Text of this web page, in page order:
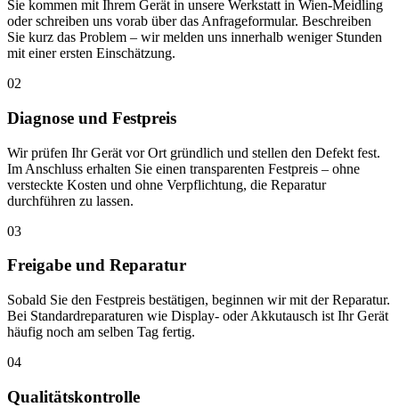
Sie kommen mit Ihrem Gerät in unsere Werkstatt in Wien-Meidling
oder schreiben uns vorab über das Anfrageformular. Beschreiben
Sie kurz das Problem – wir melden uns innerhalb weniger Stunden
mit einer ersten Einschätzung.
02
Diagnose und Festpreis
Wir prüfen Ihr Gerät vor Ort gründlich und stellen den Defekt fest.
Im Anschluss erhalten Sie einen transparenten Festpreis – ohne
versteckte Kosten und ohne Verpflichtung, die Reparatur
durchführen zu lassen.
03
Freigabe und Reparatur
Sobald Sie den Festpreis bestätigen, beginnen wir mit der Reparatur.
Bei Standardreparaturen wie Display- oder Akkutausch ist Ihr Gerät
häufig noch am selben Tag fertig.
04
Qualitätskontrolle